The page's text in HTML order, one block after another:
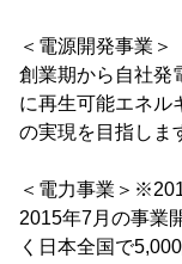
＜電源開発事業＞
創業期から自社発
に再生可能エネル
の実現を目指しま
＜電力事業＞
2015年7月の事業
く日本全国で